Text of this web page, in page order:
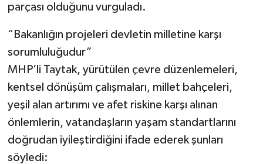
parçası olduğunu vurguladı.
“Bakanlığın projeleri devletin milletine karşı
sorumluluğudur”
MHP’li Taytak, yürütülen çevre düzenlemeleri,
kentsel dönüşüm çalışmaları, millet bahçeleri,
yeşil alan artırımı ve afet riskine karşı alınan
önlemlerin, vatandaşların yaşam standartlarını
doğrudan iyileştirdiğini ifade ederek şunları
söyledi: